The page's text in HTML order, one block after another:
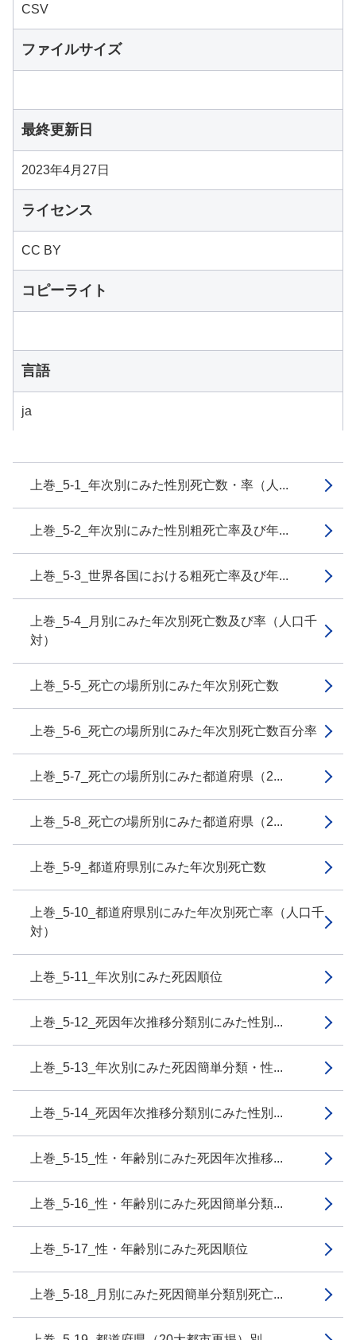
上巻_5-1_年次別にみた性別死亡数・率（人...
上巻_5-2_年次別にみた性別粗死亡率及び年...
上巻_5-3_世界各国における粗死亡率及び年...
上巻_5-4_月別にみた年次別死亡数及び率（人口千
対）
上巻_5-5_死亡の場所別にみた年次別死亡数
上巻_5-6_死亡の場所別にみた年次別死亡数百分率
上巻_5-7_死亡の場所別にみた都道府県（2...
上巻_5-8_死亡の場所別にみた都道府県（2...
上巻_5-9_都道府県別にみた年次別死亡数
上巻_5-10_都道府県別にみた年次別死亡率（人口千
対）
上巻_5-11_年次別にみた死因順位
上巻_5-12_死因年次推移分類別にみた性別...
上巻_5-13_年次別にみた死因簡単分類・性...
上巻_5-14_死因年次推移分類別にみた性別...
上巻_5-15_性・年齢別にみた死因年次推移...
上巻_5-16_性・年齢別にみた死因簡単分類...
上巻_5-17_性・年齢別にみた死因順位
上巻_5-18_月別にみた死因簡単分類別死亡...
CSV
ファイルサイズ
最終更新日
2023年4月27日
ライセンス
CC BY
コピーライト
言語
ja